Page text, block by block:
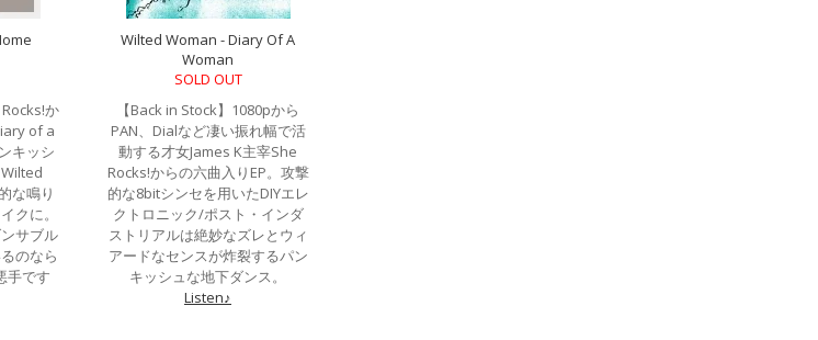
か
of a
キッシ
な鳴り
クに。
サブル
のなら
手です
Wilted Woman - Diary Of A
Woman
SOLD OUT
【Back in Stock】1080pから
PAN、Dialなど凄い振れ幅で活
動する才女James K主宰She
Rocks!からの六曲入りEP。攻撃
的な8bitシンセを用いたDIYエレ
クトロニック/ポスト・インダ
ストリアルは絶妙なズレとウィ
アードなセンスが炸裂するパン
キッシュな地下ダンス。
Listen♪